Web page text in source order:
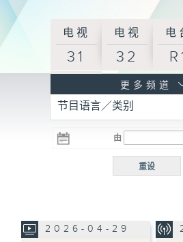
电视
31
电视
32
电
R3
电台 电台
R5
普
更多频道
节目语言／类别
由
重设
2026-04-29